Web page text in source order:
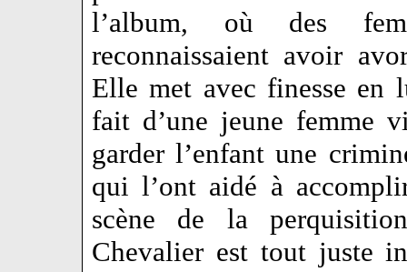
l’album, où des
reconnaissaient avoir
Elle met avec finesse en
fait d’une jeune femme
garder l’enfant une
qui l’ont aidé à
scène de la
Chevalier est tout juste